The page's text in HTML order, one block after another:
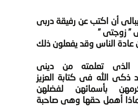
أن اكتب عن رفيقة دربى
” زوجتى ”
الناس وقد يفعلون ذلك
الذى تعلمته من دينى
ذكى الله فى كتابة العزيز
بأسمائهن لفضلهن
أهمل حقها وهى صاحبة